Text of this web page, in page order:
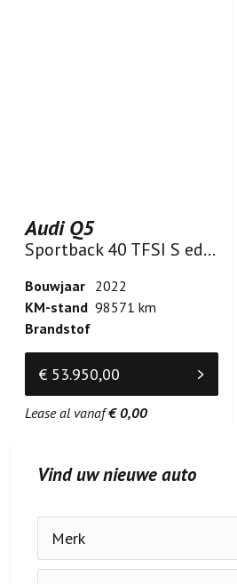
Vind uw nieuwe auto
Bouwjaar
KM-stand 98571 km
Brandstof
€ 53.950,00